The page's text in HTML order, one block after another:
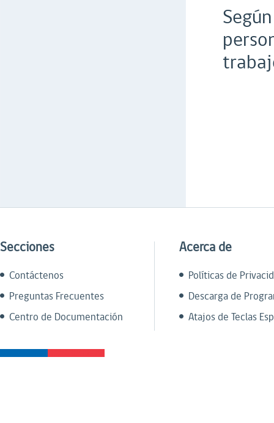
Secciones
Contáctenos
Preguntas Frecuentes
Centro de Documentación
Acerca de
Políticas de
Descarga de
Atajos de Teclas